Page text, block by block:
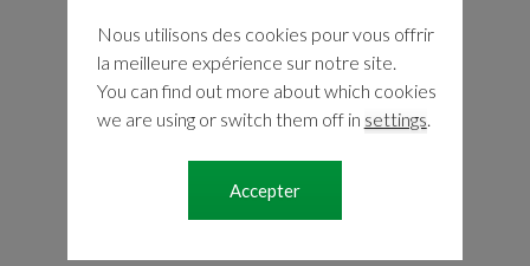
réussir.
Nous utilisons des cookies pour vous offrir
la meilleure expérience sur notre site.
You can find out more about which cookies
we are using or switch them off in settings.
Accepter